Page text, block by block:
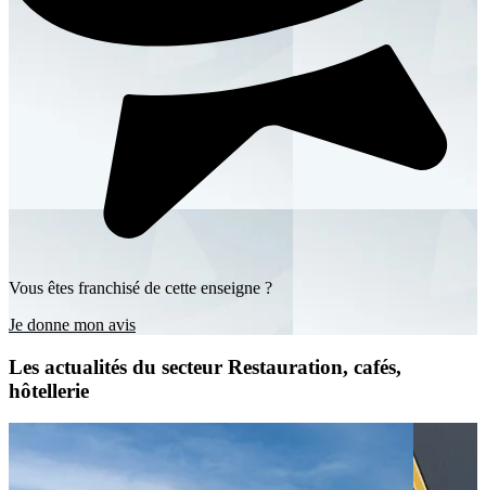
Vous êtes franchisé de cette enseigne ?
Je donne mon avis
Les actualités du secteur Restauration, cafés,
hôtellerie